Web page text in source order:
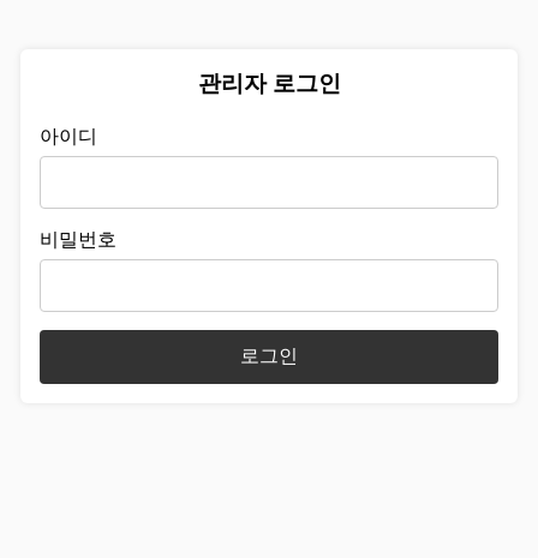
관리자 로그인
아이디
비밀번호
로그인